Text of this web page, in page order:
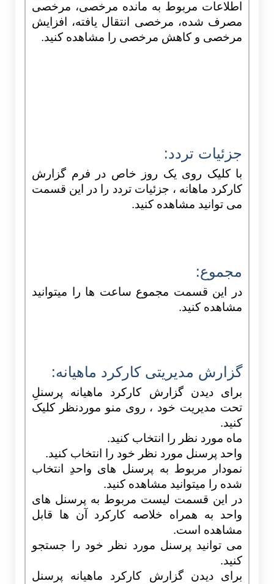
اطلاعات مربوط به مانده مرخصی، مرخصی
مصرف شده، مرخصی انتقال یافته، افزایش
مرخصی و کاهش مرخصی را مشاهده کنید.
جزئیات تردد:
با کلیک روی یک روز خاص در فرم گزارش
کارکرد ماهانه ، جزئیات تردد را در این قسمت
می توانید مشاهده کنید.
مجموع:
در این قسمت مجموع ساعت ها را میتوانید
مشاهده کنید.
گزارش مدیریتی کارکرد ماهیانه:
برای دیدن گزارش کارکرد ماهیانه پرسنلِ
تحت مدیریت خود ، روی منو موردنظر کلیک
کنید.
ماه مورد نظر را انتخاب کنید.
واحد پرسنل مورد نظر خود را انتخاب کنید.
نمودار مربوط به پرسنل های واحدِ انتخاب
شده را میتوانید مشاهده کنید.
در این قسمت لیست مربوط به پرسنل های
واحد به همراه خلاصه کارکرد آن ها قابل
مشاهده است.
می توانید پرسنل مورد نظر خود را جستجو
کنید.
برای دیدن گزارش کارکرد ماهیانه پرسنل